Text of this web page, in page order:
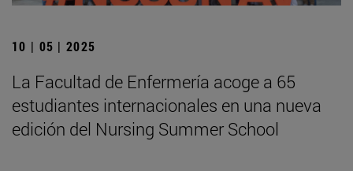
10 | 05 | 2025
La Facultad de Enfermería acoge a 65
estudiantes internacionales en una nueva
edición del Nursing Summer School